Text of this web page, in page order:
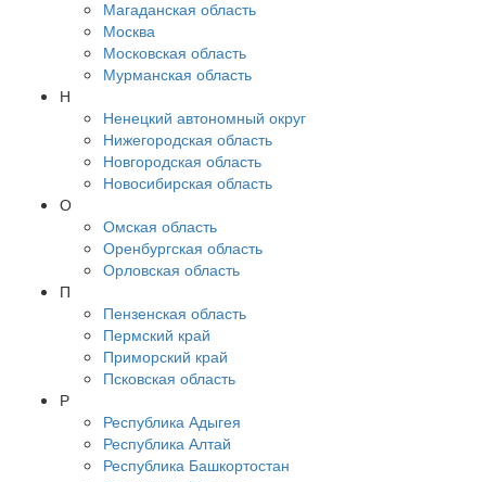
Магаданская область
Москва
Московская область
Мурманская область
Н
Ненецкий автономный округ
Нижегородская область
Новгородская область
Новосибирская область
О
Омская область
Оренбургская область
Орловская область
П
Пензенская область
Пермский край
Приморский край
Псковская область
Р
Республика Адыгея
Республика Алтай
Республика Башкортостан